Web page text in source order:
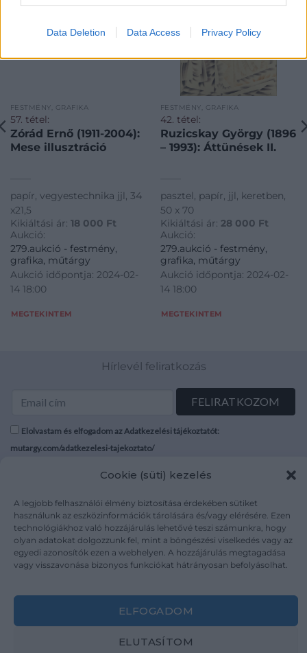
Data Deletion Data Access Privacy Policy
Cookie (süti) kezelés
A legjobb felhasználói élmény biztosítása érdekében sütiket
használunk az eszközinformációk tárolására és/vagy elérésére. Ezen
technológiákhoz való hozzájárulás lehetővé teszi számunkra, hogy
olyan adatokat dolgozzunk fel, mint a böngészési viselkedés vagy az
egyedi azonosítók ezen a webhelyen. A hozzájárulás megtagadása
vagy visszavonása bizonyos funkciókat hátrányosan befolyásolhat.
ELFOGADOM
ELUTASÍTOM
FESTMÉNY, GRAFIKA
57. tétel:
Zórád Ernő (1911-2004):
Mese illusztráció
papír, vegyestechnika jjl, 34
x21,5
Kikiáltási ár: 18 000 Ft
Aukció:
279.aukció - festmény,
grafika, műtárgy
Aukció időpontja: 2024-02-
14 18:00
MEGTEKINTEM
FESTMÉNY, GRAFIKA
42. tétel:
Ruzicskay György (1896
– 1993): Áttünések II.
pasztel, papír, jjl, keretben,
50 x 70
Kikiáltási ár: 28 000 Ft
Aukció:
279.aukció - festmény,
grafika, műtárgy
Aukció időpontja: 2024-02-
14 18:00
MEGTEKINTEM
Hírlevél feliratkozás
Elolvastam és elfogadom az Adatkezelési tájékoztatót:
mutargy.com/adatkezelesi-tajekoztato/
Médiaajánlat
Karrier
Kapcsolat
Áraink
ÁSZF
Adatvédelem
Impresszum